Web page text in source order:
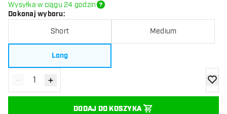
Wysyłka w ciągu 24 godzin
Dokonaj wyboru:
Short Medium
Long
Zmniejsz ilość
- Zwiększ ilość
+
DODAJ DO KOSZYKA